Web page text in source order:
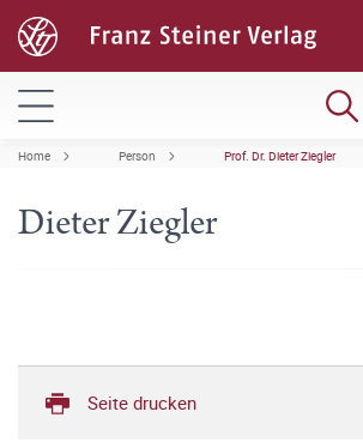
Home Person Prof. Dr. Dieter Ziegler
Dieter Ziegler
Seite drucken